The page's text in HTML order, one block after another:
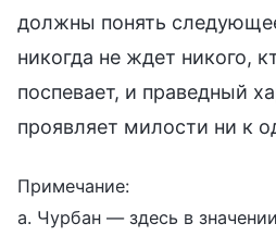
должны понять
никогда не ждет никого,
поспевает, и праведный
проявляет милости ни к
Примечание:
a. Чурбан — здесь в